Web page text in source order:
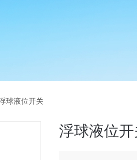
球液位开关
浮球液位开